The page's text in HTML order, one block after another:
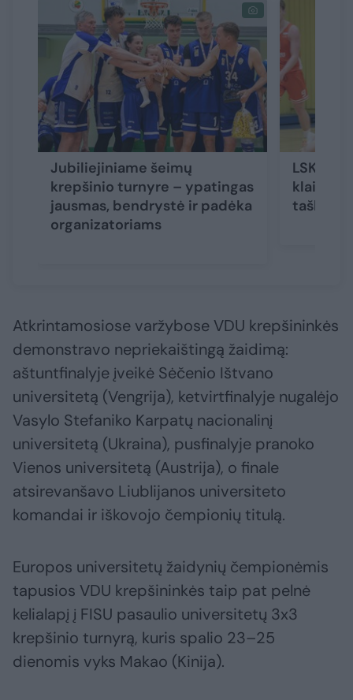
Jubiliejiniame šeimų
krepšinio turnyre – ypatingas
jausmas, bendrystė ir padėka
organizatoriams
LSKL
taškų
Atkrintamosiose varžybose VDU krepšininkės
demonstravo nepriekaištingą žaidimą:
aštuntfinalyje įveikė Sėčenio Ištvano
universitetą (Vengrija), ketvirtfinalyje nugalėjo
Vasylo Stefaniko Karpatų nacionalinį
universitetą (Ukraina), pusfinalyje pranoko
Vienos universitetą (Austrija), o finale
atsirevanšavo Liublijanos universiteto
komandai ir iškovojo čempionių titulą.
Europos universitetų žaidynių čempionėmis
tapusios VDU krepšininkės taip pat pelnė
kelialapį į FISU pasaulio universitetų 3x3
krepšinio turnyrą, kuris spalio 23–25
dienomis vyks Makao (Kinija).